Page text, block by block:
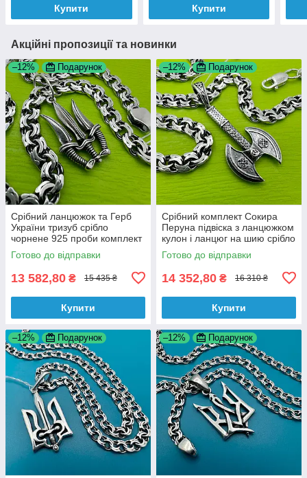
Купити Купити
Акційні пропозиції та новинки
–12% Подарунок
Срібний ланцюжок та Герб
України тризуб срібло
чорнене 925 проби комплект
Готово до відправки
13 582,80 ₴ 15 435 ₴
Купити
–12% Подарунок
Срібний комплект Сокира
Перуна підвіска з ланцюжком
кулон і ланцюг на шию срібло
925 проби
Готово до відправки
14 352,80 ₴ 16 310 ₴
Купити
–12% Подарунок –12% Подарунок